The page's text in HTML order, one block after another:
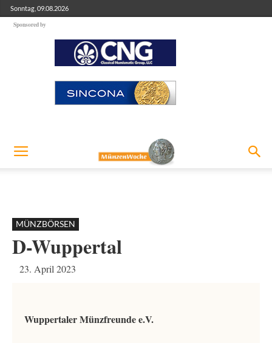
Sonntag, 09.08.2026
Sponsored by
MÜNZBÖRSEN
D-Wuppertal
23. April 2023
Wuppertaler Münzfreunde e.V.